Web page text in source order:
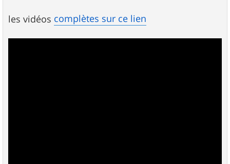
les vidéos complètes sur ce lien